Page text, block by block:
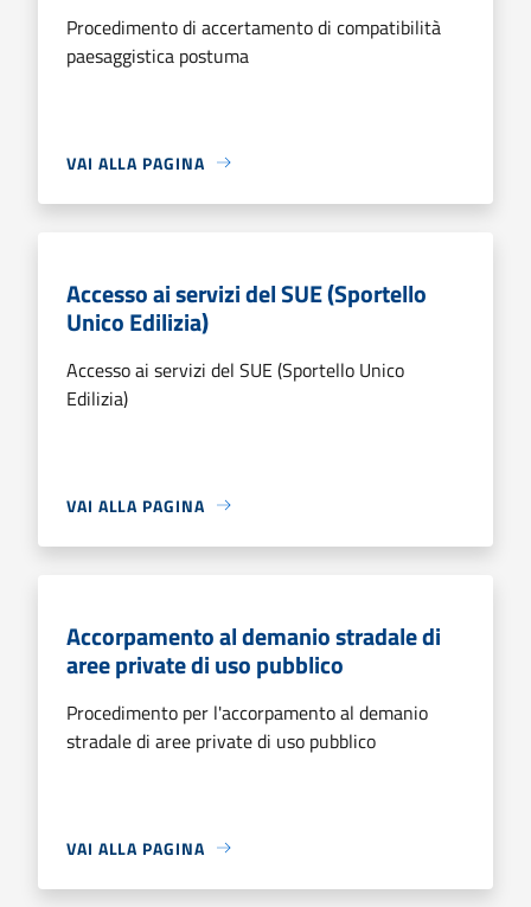
Procedimento di accertamento di compatibilità
paesaggistica postuma
VAI ALLA PAGINA
Accesso ai servizi del SUE (Sportello
Unico Edilizia)
Accesso ai servizi del SUE (Sportello Unico
Edilizia)
VAI ALLA PAGINA
Accorpamento al demanio stradale di
aree private di uso pubblico
Procedimento per l'accorpamento al demanio
stradale di aree private di uso pubblico
VAI ALLA PAGINA